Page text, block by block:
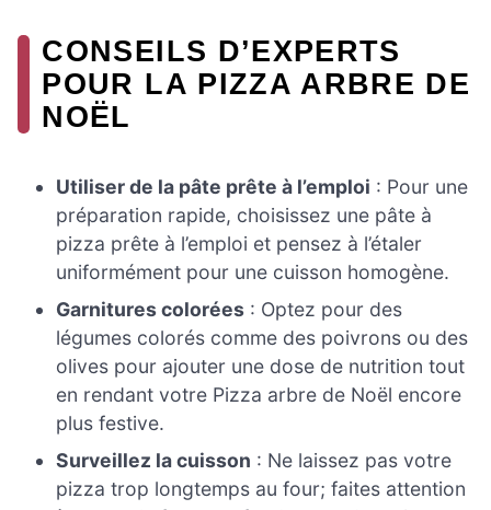
CONSEILS D’EXPERTS
POUR LA PIZZA ARBRE DE
NOËL
Utiliser de la pâte prête à l’emploi : Pour une
préparation rapide, choisissez une pâte à
pizza prête à l’emploi et pensez à l’étaler
uniformément pour une cuisson homogène.
Garnitures colorées : Optez pour des
légumes colorés comme des poivrons ou des
olives pour ajouter une dose de nutrition tout
en rendant votre Pizza arbre de Noël encore
plus festive.
Surveillez la cuisson : Ne laissez pas votre
pizza trop longtemps au four; faites attention